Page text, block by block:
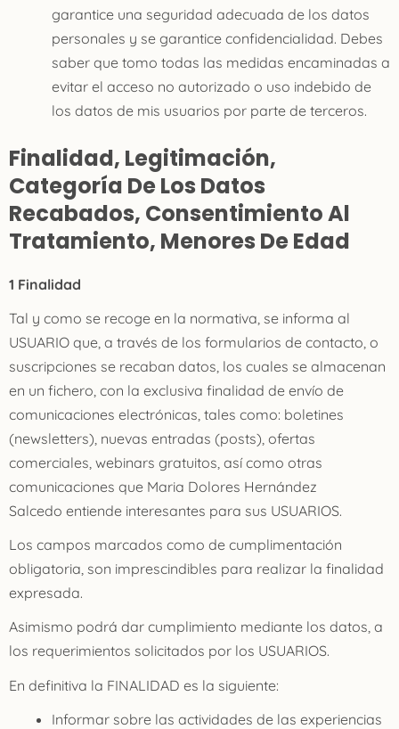
garantice una seguridad adecuada de los datos
personales y se garantice confidencialidad. Debes
saber que tomo todas las medidas encaminadas a
evitar el acceso no autorizado o uso indebido de
los datos de mis usuarios por parte de terceros.
Finalidad, Legitimación,
Categoría De Los Datos
Recabados, Consentimiento Al
Tratamiento, Menores De Edad
1 Finalidad
Tal y como se recoge en la normativa, se informa al
USUARIO que, a través de los formularios de contacto, o
suscripciones se recaban datos, los cuales se almacenan
en un fichero, con la exclusiva finalidad de envío de
comunicaciones electrónicas, tales como: boletines
(newsletters), nuevas entradas (posts), ofertas
comerciales, webinars gratuitos, así como otras
comunicaciones que Maria Dolores Hernández
Salcedo entiende interesantes para sus USUARIOS.
Los campos marcados como de cumplimentación
obligatoria, son imprescindibles para realizar la finalidad
expresada.
Asimismo podrá dar cumplimiento mediante los datos, a
los requerimientos solicitados por los USUARIOS.
En definitiva la FINALIDAD es la siguiente:
Informar sobre las actividades de las experiencias